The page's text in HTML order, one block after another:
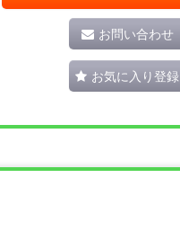
お問い合わせ
お気に入り登録